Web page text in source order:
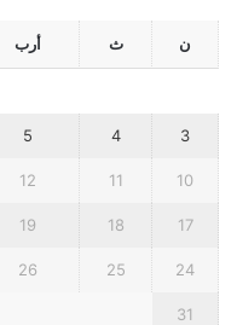
ن ث أرب
3
4
5
10
11
12
17
18
19
24
25
26
31